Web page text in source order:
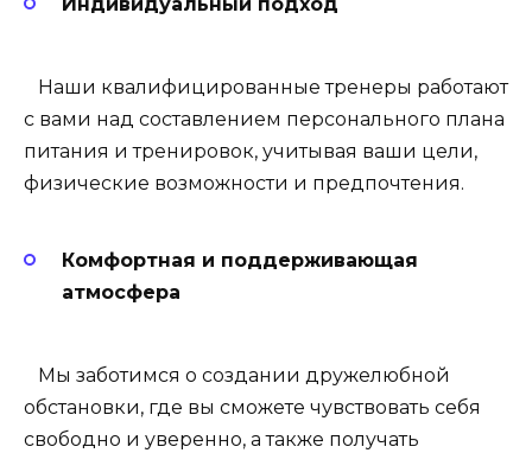
Наши квалифицированные тренеры работают
с вами над составлением персонального плана
питания и тренировок, учитывая ваши цели,
физические возможности и предпочтения.
Комфортная и поддерживающая
атмосфера
Мы заботимся о создании дружелюбной
обстановки, где вы сможете чувствовать себя
свободно и уверенно, а также получать